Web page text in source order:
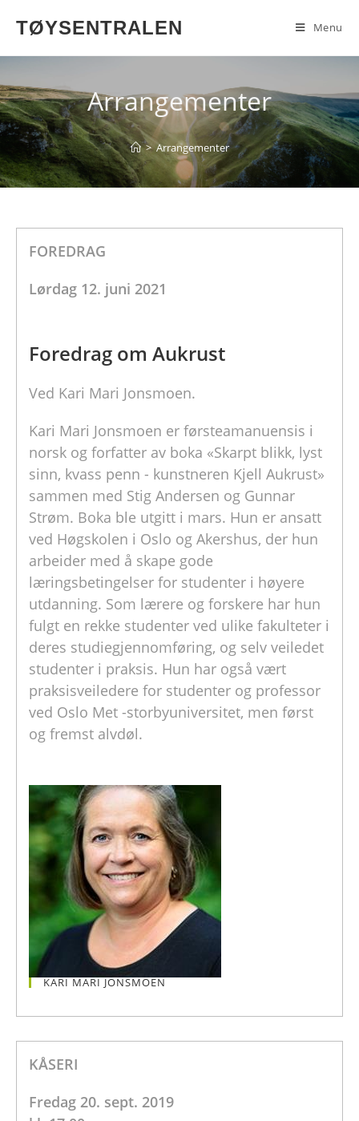
TØYSENTRALEN Menu
Arrangementer
> Arrangementer
FOREDRAG
Lørdag 12. juni 2021
Foredrag om Aukrust
Ved Kari Mari Jonsmoen.
Kari Mari Jonsmoen er førsteamanuensis i
norsk og forfatter av boka «Skarpt blikk, lyst
sinn, kvass penn - kunstneren Kjell Aukrust»
sammen med Stig Andersen og Gunnar
Strøm. Boka ble utgitt i mars. Hun er ansatt
ved Høgskolen i Oslo og Akershus, der hun
arbeider med å skape gode
læringsbetingelser for studenter i høyere
utdanning. Som lærere og forskere har hun
fulgt en rekke studenter ved ulike fakulteter i
deres studiegjennomføring, og selv veiledet
studenter i praksis. Hun har også vært
praksisveiledere for studenter og professor
ved Oslo Met -storbyuniversitet, men først
og fremst alvdøl.
KARI MARI JONSMOEN
KÅSERI
Fredag 20. sept. 2019